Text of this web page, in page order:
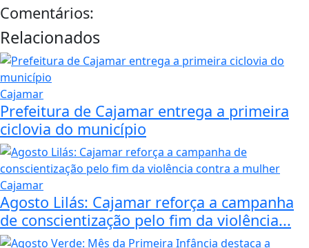
Comentários:
Relacionados
Cajamar
Prefeitura de Cajamar entrega a primeira
ciclovia do município
Cajamar
Agosto Lilás: Cajamar reforça a campanha
de conscientização pelo fim da violência...